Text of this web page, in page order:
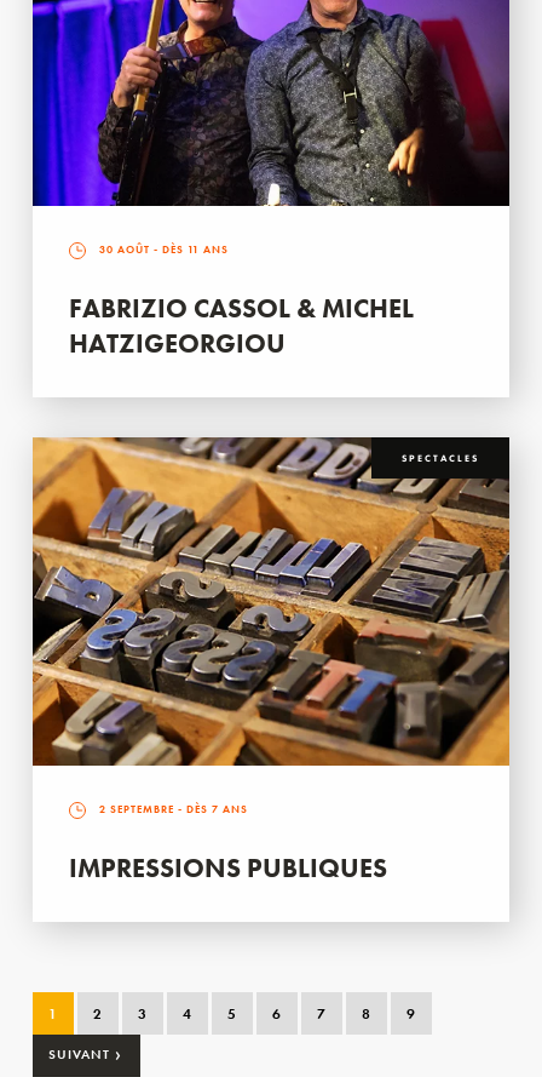
30 AOÛT - DÈS 11 ANS
FABRIZIO CASSOL & MICHEL
HATZIGEORGIOU
SPECTACLES
2 SEPTEMBRE - DÈS 7 ANS
IMPRESSIONS PUBLIQUES
1 2 3 4 5 6 7 8 9
SUIVANT ›